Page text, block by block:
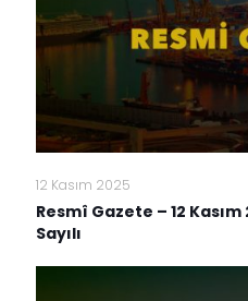
12 Kasım 2025
Resmî Gazete – 12
Sayılı